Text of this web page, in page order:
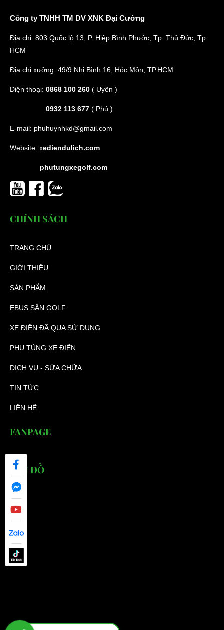
Công ty TNHH TM DV XNK Đại Cường
Địa chỉ: 803 Quốc lộ 13, P. Hiệp Bình Phước, Tp. Thủ Đức, Tp.
HCM
Địa chỉ xưởng: 49/9 Nhị Bình 16, Hóc Môn, TP.HCM
Điện thoại: 0868 100 260 ( Uyên )
0932 113 677 ( Phú )
E-mail: phuhuynhkd@gmail.com
Website: xediendulich.com
phutungxegolf.com
CHÍNH SÁCH
TRANG CHỦ
GIỚI THIỆU
SẢN PHẨM
EBUS SÂN GOLF
XE ĐIỆN ĐÃ QUA SỬ DỤNG
PHỤ TÙNG XE ĐIỆN
DỊCH VỤ - SỬA CHỮA
TIN TỨC
LIÊN HỆ
FANPAGE
BẢN ĐỒ